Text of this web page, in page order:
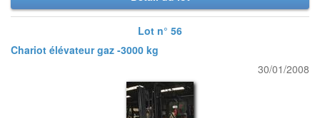
Lot n° 56
Chariot élévateur gaz -3000 kg
30/01/2008